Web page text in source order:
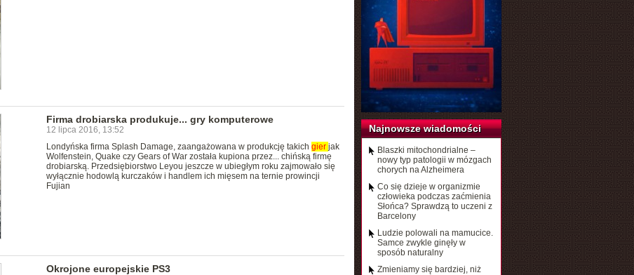
Firma drobiarska produkuje... gry komputerowe
12 lipca 2016, 13:52
Londyńska firma Splash Damage, zaangażowana w produkcję takich gier jak
Wolfenstein, Quake czy Gears of War została kupiona przez... chińską firmę
drobiarską. Przedsiębiorstwo Leyou jeszcze w ubiegłym roku zajmowało się
wyłącznie hodowlą kurczaków i handlem ich mięsem na ternie prowincji
Fujian
Okrojone europejskie PS3
Najnowsze wiadomości
Blaszki mitochondrialne –
nowy typ patologii w mózgach
chorych na Alzheimera
Co się dzieje w organizmie
człowieka podczas zaćmienia
Słońca? Sprawdzą to uczeni z
Barcelony
Ludzie polowali na mamucice.
Samce zwykle ginęły w
sposób naturalny
Zmieniamy się bardziej, niż